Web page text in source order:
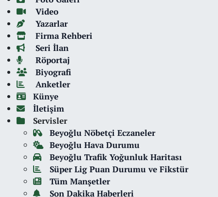
Video
Yazarlar
Firma Rehberi
Seri İlan
Röportaj
Biyografi
Anketler
Künye
İletişim
Servisler
Beyoğlu Nöbetçi Eczaneler
Beyoğlu Hava Durumu
Beyoğlu Trafik Yoğunluk Haritası
Süper Lig Puan Durumu ve Fikstür
Tüm Manşetler
Son Dakika Haberleri